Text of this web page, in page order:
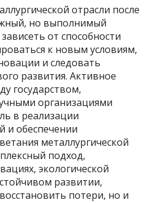
отрасли после
но выполнимый
от способности
к новым условиям,
и следовать
развития. Активное
государством,
организациями
в реализации
и обеспечении
металлургической
подход,
экологической
развитии,
потери, но и